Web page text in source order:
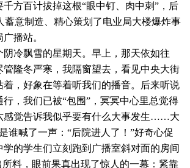
方百计拔掉这根“眼中钉、肉中刺”，后
蓄意制造、精心策划了电业局大楼爆炸事
播站。
阴冷飘雪的星期天。早上，那天依如往
管隆冬严寒，我隔窗望去，看见中央大街
着，好象在等着听我们的播音。后来听说
，我们已被“包围”，冥冥中心里总觉得
感觉告诉我似乎要有什么大事发生……大
谁喊了一声：“后院进人了！”好奇心促
的学生们立刻跑到广播室斜对面的房间
所料，眼前果真出现了惊人的一幕：紧靠